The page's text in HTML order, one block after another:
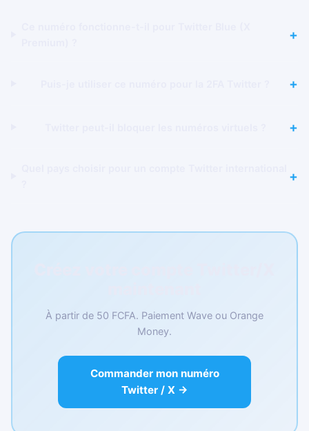
À partir de 50 FCFA. Paiement Wave ou Orange
Money.
Commander mon numéro
Twitter / X →